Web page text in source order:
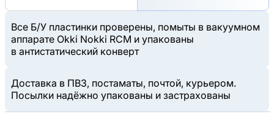
Все Б/У пластинки проверены, помыты в вакуумном
аппарате Okki Nokki RCM и упакованы
в антистатический конверт
Доставка в ПВЗ, постаматы, почтой, курьером.
Посылки надёжно упакованы и застрахованы